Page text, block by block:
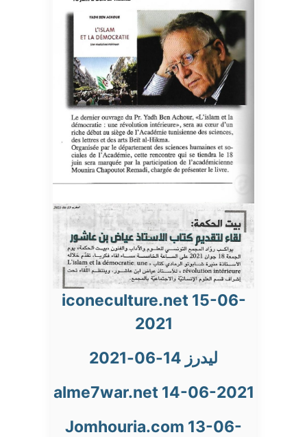
iconeculture.net 15-06-
2021
ليدرز 14-06-2021
alme7war.net 14-06-2021
Jomhouria.com 13-06-